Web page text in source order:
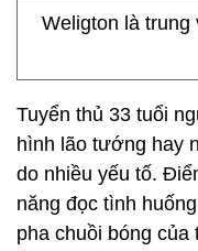
Weligton là
Tuyển thủ 33 tuổi
hình lão tướng hay
do nhiều yếu tố.
năng đọc tình
pha chuồi bóng của